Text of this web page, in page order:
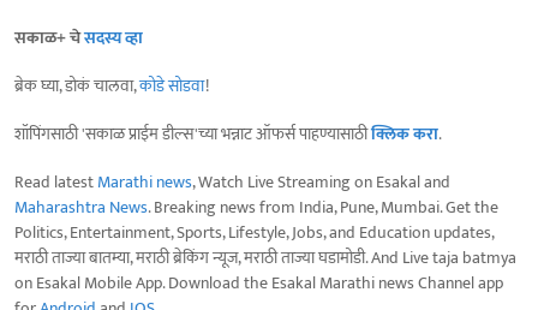
सकाळ+ चेसदस्य व्हा
ब्रेक घ्या, डोकं चालवा,कोडे सोडवा!
शॉपिंगसाठी 'सकाळ प्राईम डील्स'च्या भन्नाट ऑफर्स पाहण्यासाठीक्लिक करा.
Read latestMarathi news, Watch Live Streaming on Esakal and
Maharashtra News. Breaking news from India, Pune, Mumbai. Get the
Politics, Entertainment, Sports, Lifestyle, Jobs, and Education updates,
मराठी ताज्या बातम्या, मराठी ब्रेकिंग न्यूज, मराठी ताज्या घडामोडी. And Live taja batmya
on Esakal Mobile App. Download the Esakal Marathi news Channel app